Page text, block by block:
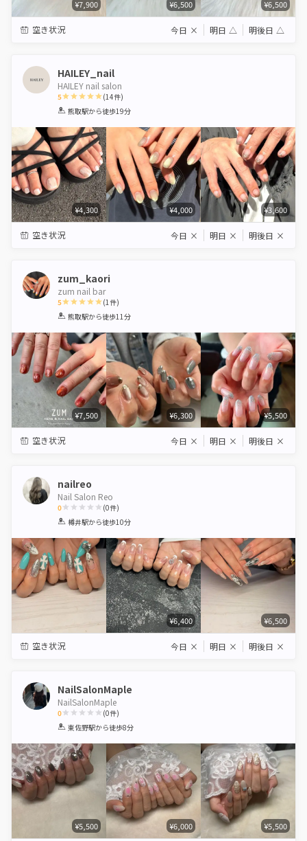
¥7,900 ¥6,500 ¥6,500
空き状況 今日 × 明日 △ 明後日 △
HAILEY_nail
HAILEY nail salon
5
1 2 3 4 5
(14件)
熊取駅から徒歩19分
¥4,300 ¥4,000 ¥3,600
空き状況 今日 × 明日 × 明後日 ×
zum_kaori
zum nail bar
5
1 2 3 4 5
(1件)
熊取駅から徒歩11分
¥7,500 ¥6,300 ¥5,500
空き状況 今日 × 明日 × 明後日 ×
nailreo
Nail Salon Reo
0
1 2 3 4 5
(0件)
樽井駅から徒歩10分
¥6,400 ¥6,500
空き状況 今日 × 明日 × 明後日 ×
NailSalonMaple
NailSalonMaple
0
1 2 3 4 5
(0件)
東佐野駅から徒歩8分
¥5,500 ¥6,000 ¥5,500